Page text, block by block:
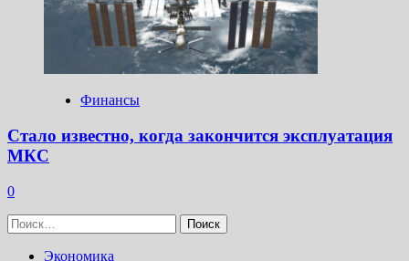
Финансы
Стало известно, когда закончится эксплуатация
МКС
0
Найти:
Экономика